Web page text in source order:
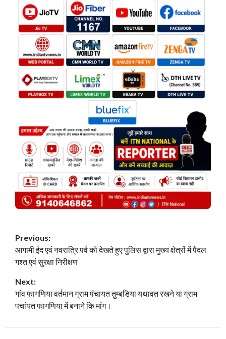
P
o
s
t
Previous:
आगामी ईद एवं नवरात्रि पर्व को देखते हुए पुलिस द्वारा मुख्य क्षेत्रों में पैदल
गश्त एवं सुरक्षा निरीक्षण
Next:
गांव फागणिया वर्तमान ग्राम पंचायत तुम्बडिया यथावत रखने या ग्राम
पचांयत फागणिया में बनाने कि मांग।